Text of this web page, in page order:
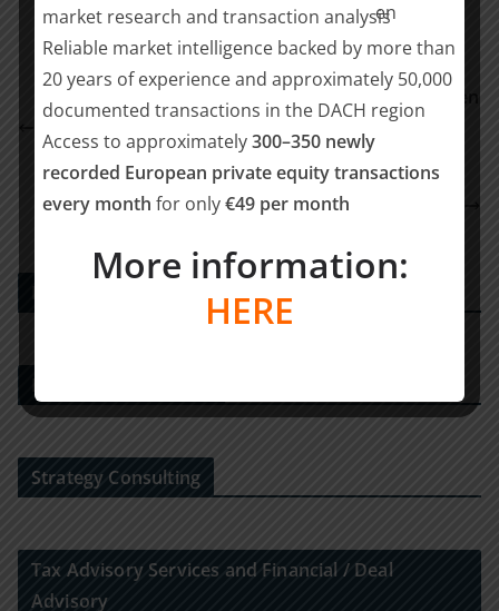
30 Mio. USD für innovative Lebensmittelalternativen
aus lokalen Zutaten: Bayern Kapital investiert in
Planet A Foods
Rödl & Partner berät die Viessmann Generations
Group bei der Übernahme der ISOPLUS-Gruppe
PE DEALS EUROPE
M&A-Beratungshaus
Strategy Consulting
Tax Advisory Services and Financial / Deal
Advisory
market research and transaction analysis
Reliable market intelligence backed by more than
20 years of experience and approximately 50,000
documented transactions in the DACH region
Access to approximately300–350 newly
recorded European private equity transactions
every month for only€49 per month
More information:
HERE